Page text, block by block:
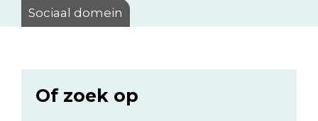
Sociaal domein
Of zoek op